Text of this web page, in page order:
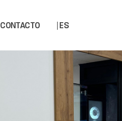
CONTACTO | ES